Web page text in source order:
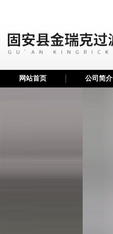
网站首页 公司简介